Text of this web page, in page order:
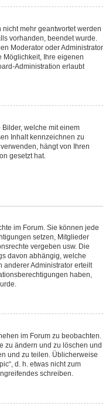
mehr geantwortet werden
vorhanden, beendet wurde.
Moderator oder Administrator
Möglichkeit, Ihre eigenen
Administration erlaubt
welche mit einem
Inhalt kennzeichnen zu
hängt von Ihren
gesetzt hat.
im Forum. Sie können jede
setzen, Mitglieder
vergeben usw. Die
davon abhängig, welche
anderer Administrator erteilt
haben,
im Forum zu beobachten.
zu ändern und zu löschen und
und zu teilen. Üblicherweise
d. h. etwas nicht zum
schreiben.